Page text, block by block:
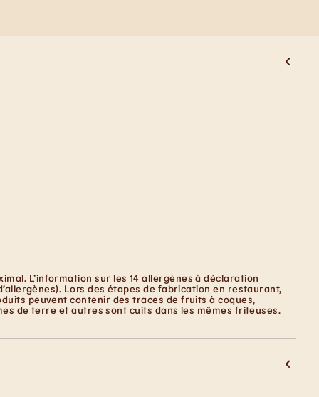
L’information sur les 14 allergènes à déclaration
Lors des étapes de fabrication en restaurant,
peuvent contenir des traces de fruits à coques,
de terre et autres sont cuits dans les mêmes friteuses.